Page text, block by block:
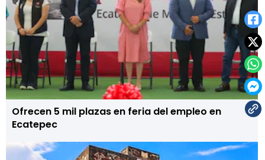
Ofrecen 5 mil plazas en feria del empleo en
Ecatepec